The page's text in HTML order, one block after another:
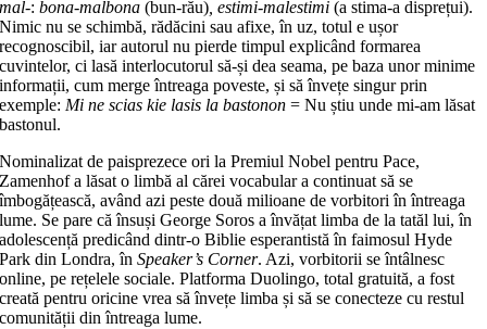
mal-:bona-malbona(bun-rău), estimi-malestimi(a stima-a disprețui).
Nimic nu se schimbă, rădăcini sau afixe, în uz, totul e ușor
recognoscibil, iar autorul nu pierde timpul explicând formarea
cuvintelor, ci lasă interlocutorul să-și dea seama, pe baza unor minime
informații, cum merge întreaga poveste, și să învețe singur prin
exemple:Mi ne scias kie lasis la bastonon = Nu știu unde mi-am lăsat
bastonul.
Nominalizat de paisprezece ori la Premiul Nobel pentru Pace,
Zamenhof a lăsat o limbă al cărei vocabular a continuat să se
îmbogățească, având azi peste două milioane de vorbitori în întreaga
lume. Se pare că însuși George Soros a învățat limba de la tatăl lui, în
adolescență predicând dintr-o Biblie esperantistă în faimosul Hyde
Park din Londra, înSpeaker’s Corner. Azi, vorbitorii se întâlnesc
online, pe rețelele sociale. Platforma Duolingo, total gratuită, a fost
creată pentru oricine vrea să învețe limba și să se conecteze cu restul
comunității din întreaga lume.